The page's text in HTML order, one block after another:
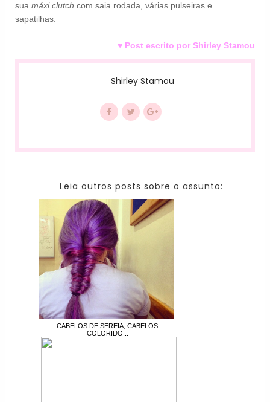
sua máxi clutch com saia rodada, várias pulseiras e
sapatilhas.
♥ Post escrito por Shirley Stamou
Shirley Stamou
Leia outros posts sobre o assunto:
CABELOS DE SEREIA, CABELOS
COLORIDO...